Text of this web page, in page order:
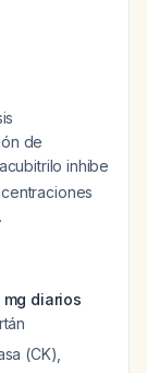
de
inhibe
diarios
(CK),